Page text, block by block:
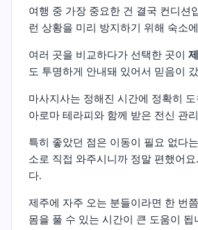
여행 중 가장 중요한 건 결국 컨디션
런 상황을 미리 방지하기 위해 숙소
여러 곳을 비교하다가 선택한 곳이
도 투명하게 안내돼 있어서 믿음이
마사지사는 정해진 시간에 정확히
아로마 테라피와 함께 받은 전신 관
특히 좋았던 점은 이동이 필요 없다
소로 직접 와주시니까 정말 편했어
다.
제주에 자주 오는 분들이라면 한 번
몸을 풀 수 있는 시간이 큰 도움이